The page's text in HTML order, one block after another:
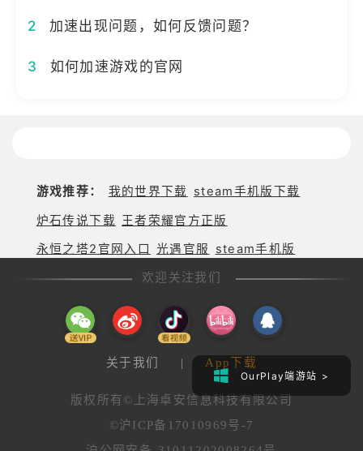
2 加速出现问题，如何反馈问题？
3 如何加速游戏的官网
游戏推荐： 我的世界下载 steam手机版下载
炉石传说下载 王者荣耀官方正版
永恒之塔2官网入口 光遇官服
steam手机版
欢迎关注我们
关于我们 | App下载
版权所有©上海卓安信息科技有限公司
©沪ICP备17010969号-7
OurPlay端游站 >